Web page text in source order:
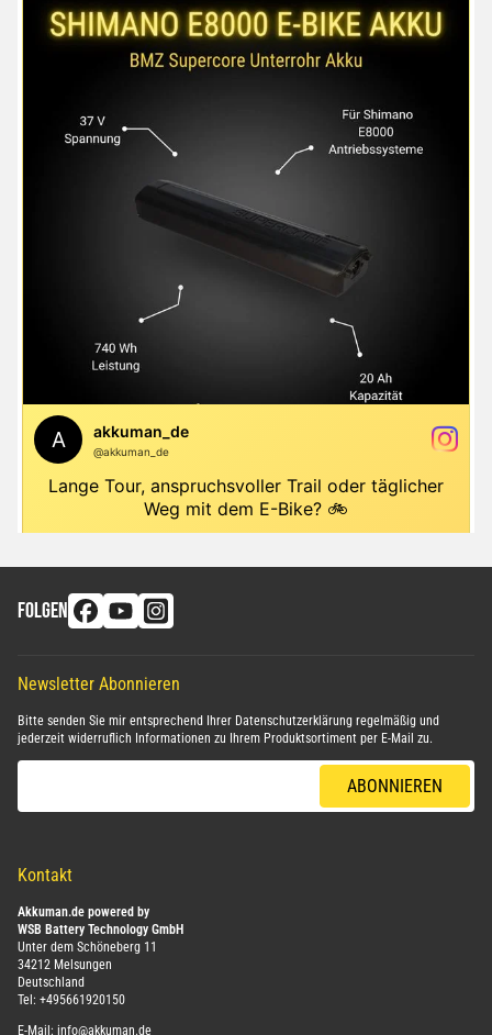
FOLGEN
Newsletter Abonnieren
Bitte senden Sie mir entsprechend Ihrer Datenschutzerklärung regelmäßig und
jederzeit widerruflich Informationen zu Ihrem Produktsortiment per E-Mail zu.
ABONNIEREN
Kontakt
Akkuman.de powered by
WSB Battery Technology GmbH
Unter dem Schöneberg 11
34212 Melsungen
Deutschland
Tel: +495661920150
E-Mail: info@akkuman.de